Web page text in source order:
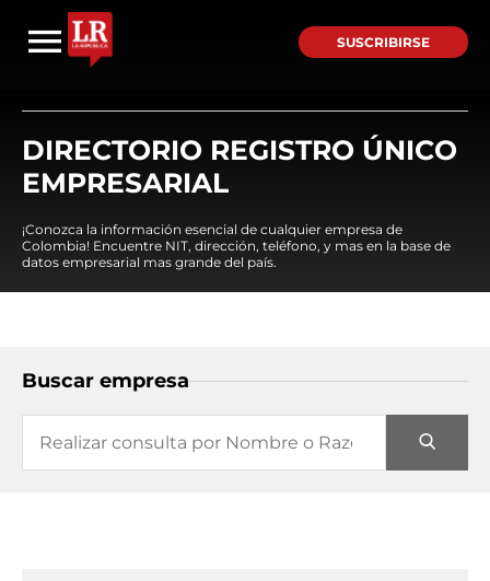
SUSCRIBIRSE
DIRECTORIO REGISTRO ÚNICO
EMPRESARIAL
¡Conozca la información esencial de cualquier empresa de
Colombia! Encuentre NIT, dirección, teléfono, y mas en la base de
datos empresarial mas grande del país.
Buscar empresa